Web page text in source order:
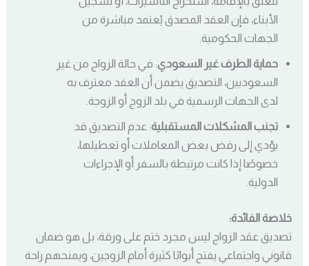
الأبناء، فإن العقد المصدق يُعتمد مباشرة من
الجهات الحكومية.
حماية الطرف غير السعودي: في حالة الزواج من غير
السعوديين، التصديق يضمن أن العقد معترف به
لدى الجهات الرسمية في بلد الزوج أو الزوجة.
تجنب المشكلات المستقبلية: عدم التصديق قد
يؤدي إلى رفض بعض المعاملات أو تعطيلها،
خصوصًا إذا كانت مرتبطة بالسفر أو الإجراءات
الدولية.
خلاصة الفائدة:
تصديق عقد الزواج ليس مجرد ختم على ورقة، بل هو ضمان
قانوني واجتماعي يفتح أبوابًا كثيرة أمام الزوجين، ويمنحهم راحة